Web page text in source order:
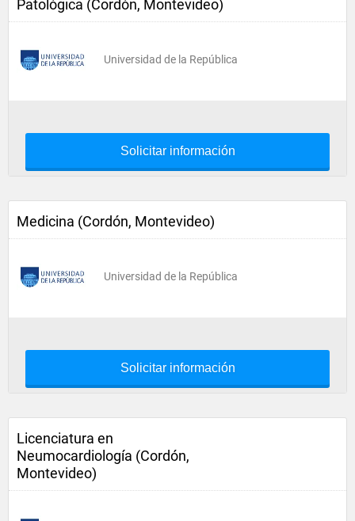
Patológica (Cordón, Montevideo)
Universidad de la República
Solicitar información
Medicina (Cordón, Montevideo)
Universidad de la República
Solicitar información
Licenciatura en
Neumocardiología (Cordón,
Montevideo)